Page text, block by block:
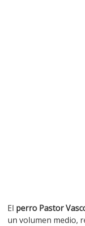
El perro Pastor
un volumen medio,